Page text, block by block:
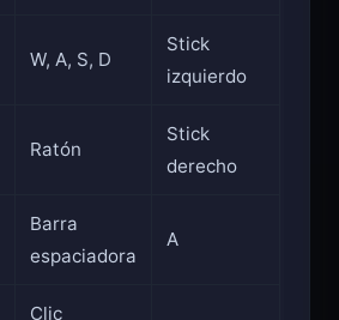
W, A, S, D
Stick
izquierdo
Ratón
Stick
derecho
Barra
espaciadora
A
Clic